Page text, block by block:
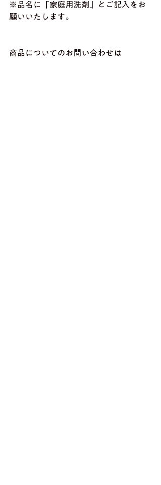
※品名に「家庭用洗剤」とご記入をお
願いいたします。
商品についてのお問い合わせは